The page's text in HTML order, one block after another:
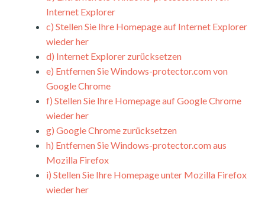
Internet Explorer
c) Stellen Sie Ihre Homepage auf Internet Explorer
wieder her
d) Internet Explorer zurücksetzen
e) Entfernen Sie Windows-protector.com von
Google Chrome
f) Stellen Sie Ihre Homepage auf Google Chrome
wieder her
g) Google Chrome zurücksetzen
h) Entfernen Sie Windows-protector.com aus
Mozilla Firefox
i) Stellen Sie Ihre Homepage unter Mozilla Firefox
wieder her